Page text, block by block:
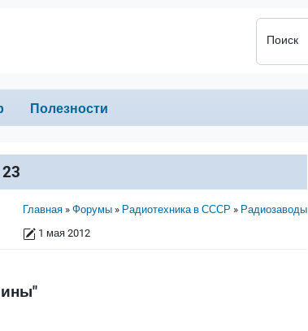
Поиск
Полезности
Строка навигации
Главная Форумы Радиотехника в СССР
Радиозаводы
1 мая 2012